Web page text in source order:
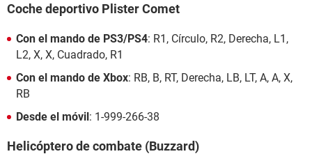
Coche deportivo Plister Comet
Con el mando de PS3/PS4: R1, Círculo, R2, Derecha, L1,
L2, X, X, Cuadrado, R1
Con el mando de Xbox: RB, B, RT, Derecha, LB, LT, A, A, X,
RB
Desde el móvil: 1-999-266-38
Helicóptero de combate (Buzzard)